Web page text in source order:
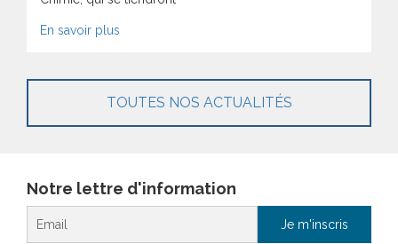
En savoir plus
TOUTES NOS ACTUALITÉS
Notre lettre d'information